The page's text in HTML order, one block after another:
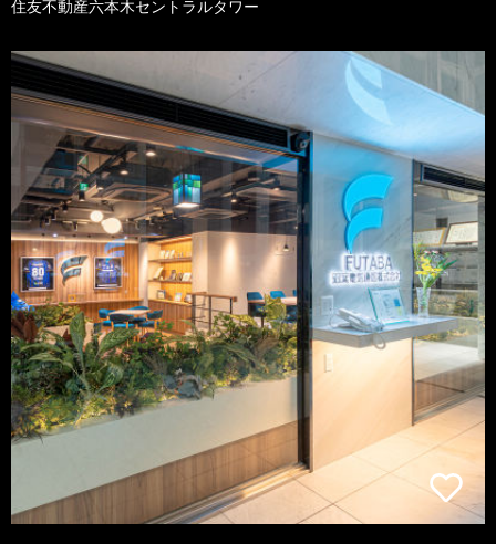
住友不動産六本木セントラルタワー